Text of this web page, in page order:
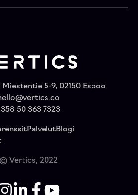
Miestentie 5-9, 02150 Espoo
50 363 7323
PalvelutBlogi
© Vertics, 2022